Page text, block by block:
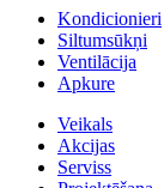
Kondicionieri
Siltumsūkņi
Ventilācija
Apkure
Veikals
Akcijas
Serviss